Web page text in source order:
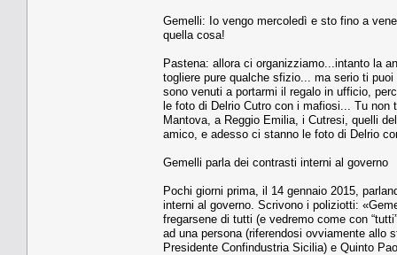
Gemelli: Io vengo mercoledì e sto fino a
quella cosa!
Pastena: allora ci organizziamo...intanto la
togliere pure qualche sfizio... ma serio ti
sono venuti a portarmi il regalo in ufficio,
le foto di Delrio Cutro con i mafiosi... Tu non
Mantova, a Reggio Emilia, i Cutresi, quelli
amico, e adesso ci stanno le foto di Delrio
Gemelli parla dei contrasti interni al governo
Pochi giorni prima, il 14 gennaio 2015,
interni al governo. Scrivono i poliziotti:
fregarsene di tutti (e vedremo come con
ad una persona (riferendosi ovviamente allo
Presidente Confindustria Sicilia) e Quinto